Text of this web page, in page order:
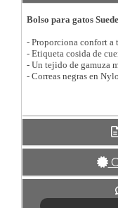
Bolso para gatos
- Proporciona confort a
- Etiqueta cosida de
- Un tejido de gamuza
- Correas negras en